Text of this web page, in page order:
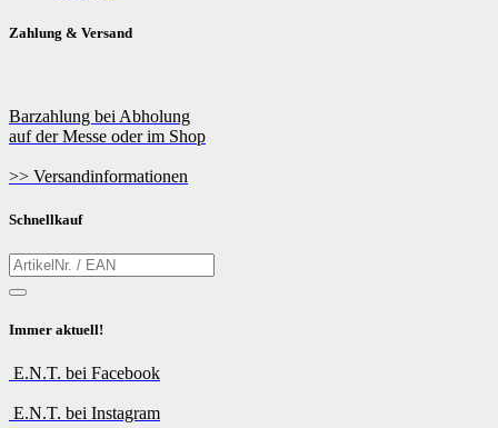
Zahlung & Versand
Barzahlung bei Abholung
auf der Messe oder im Shop
>> Versandinformationen
Schnellkauf
Immer aktuell!
E.N.T. bei Facebook
E.N.T. bei Instagram